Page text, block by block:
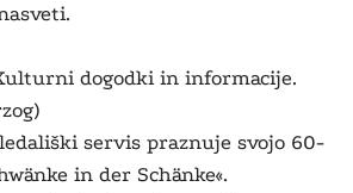
dogodki in informacije.
servis praznuje svojo 60-
in der Schänke«.